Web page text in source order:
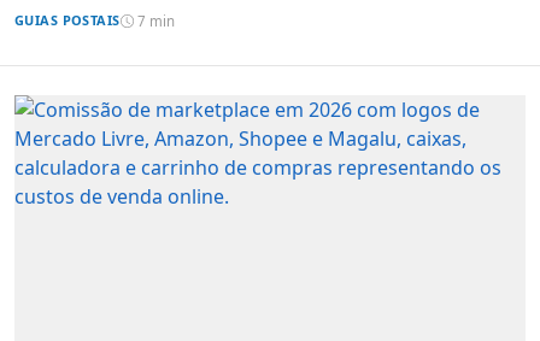
GUIAS POSTAIS 7 min